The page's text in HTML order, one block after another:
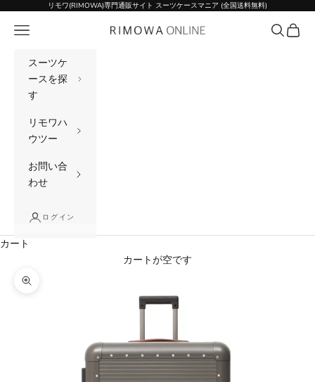
コンテンツへスキップリモワ(RIMOWA)専門通販サイト スーツケースマニア (全国送料無料)
リモワ(RIMOWA)専門通販サイト スーツケー
メニュー 検索カート
スーツケ
ースを探
す
リモワハ
ウツー
お問い合
わせ
ログイン
カート
カートが空です
ズームイン